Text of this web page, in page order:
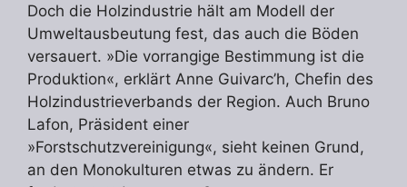
Doch die Holzindustrie hält am Modell der
Umweltausbeutung fest, das auch die Böden
versauert. »Die vorrangige Bestimmung ist die
Produktion«, erklärt Anne Guivarc’h, Chefin des
Holzindustrieverbands der Region. Auch Bruno
Lafon, Präsident einer
»Forstschutzvereinigung«, sieht keinen Grund,
an den Monokulturen etwas zu ändern. Er